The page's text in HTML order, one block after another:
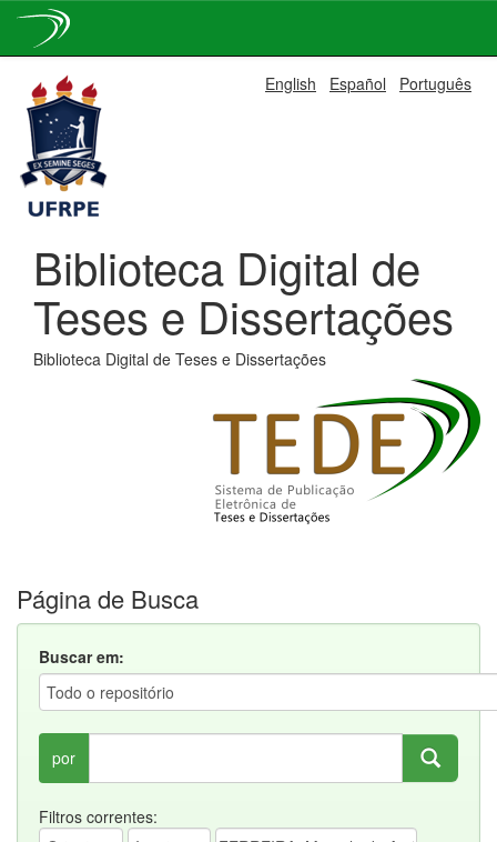
navigation
English Español Português
Biblioteca Digital de
Teses e Dissertações
Biblioteca Digital de Teses e Dissertações
Página de Busca
Buscar em:
por
Filtros correntes: